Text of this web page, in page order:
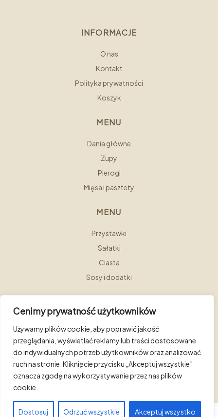
Cenimy prywatność użytkowników
Używamy plików cookie, aby poprawić jakość
przeglądania, wyświetlać reklamy lub treści dostosowane
do indywidualnych potrzeb użytkowników oraz analizować
ruch na stronie. Kliknięcie przycisku „Akceptuj wszystkie”
oznacza zgodę na wykorzystywanie przez nas plików
cookie.
Dostosuj Odrzuć wszystkie Akceptuj wszystko
INFORMACJE
O nas
Kontakt
Polityka prywatności
Koszyk
MENU
Dania główne
Zupy
Pierogi
Mięsa i pasztety
MENU
Przystawki
Sałatki
Ciasta
Sosy i dodatki
Copyright © 2025 Hotel Bellotto. Wszystkie prawa
zastrzeżone. Realizacja
Fusion Marketing
Polityka prywatności Regulamin